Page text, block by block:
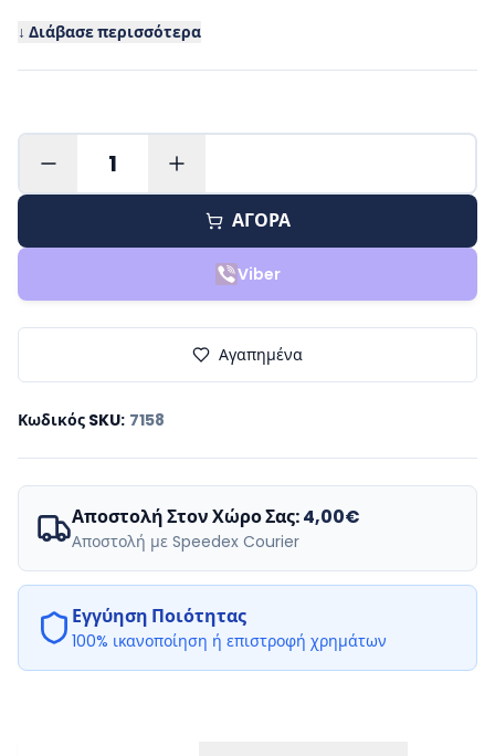
↓ Διάβασε περισσότερα
1
ΑΓΟΡΑ
Viber
Αγαπημένα
Κωδικός SKU: 7158
Αποστολή Στον Χώρο Σας:4,00€
Αποστολή με Speedex Courier
Εγγύηση Ποιότητας
100% ικανοποίηση ή επιστροφή χρημάτων